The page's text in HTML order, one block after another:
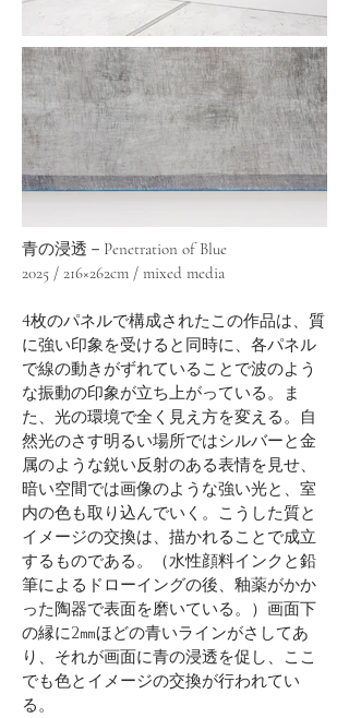
青の浸透－ Penetration of Blue
2025 / 216×262cm / mixed media
4枚のパネルで構成されたこの作品は、質
に強い印象を受けると同時に、各パネル
で線の動きがずれていることで波のよう
な振動の印象が立ち上がっている。ま
た、光の環境で全く見え方を変える。自
然光のさす明るい場所ではシルバーと金
属のような鋭い反射のある表情を見せ、
暗い空間では画像のような強い光と、室
内の色も取り込んでいく。こうした質と
イメージの交換は、描かれることで成立
するものである。（水性顔料インクと鉛
筆によるドローイングの後、釉薬がかか
った陶器で表面を磨いている。）画面下
の縁に2㎜ほどの青いラインがさしてあ
り、それが画面に青の浸透を促し、ここ
でも色とイメージの交換が行われてい
る。